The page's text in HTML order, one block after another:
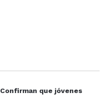
Confirman que jóvenes